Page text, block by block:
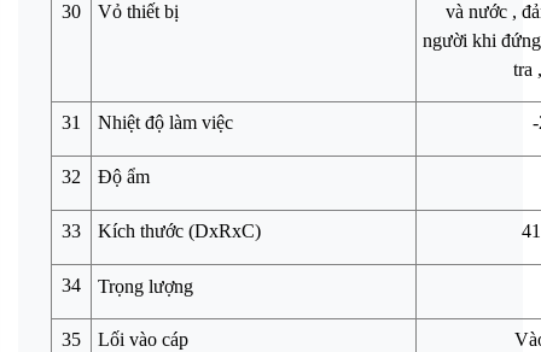
30 Vỏ thiết bị
và nước ,
người khi
tra
31 Nhiệt độ làm việc
32 Độ ẩm
33 Kích thước (DxRxC)
34 Trọng lượng
35 Lối vào cáp